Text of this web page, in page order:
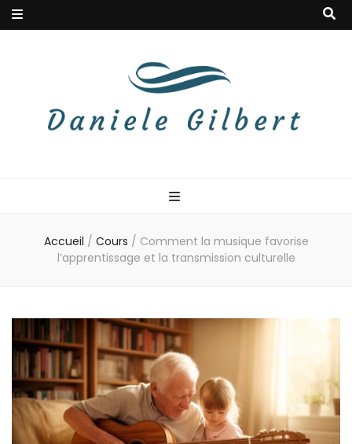
Accueil / Cours / Comment la musique favorise
l’apprentissage et la transmission culturelle